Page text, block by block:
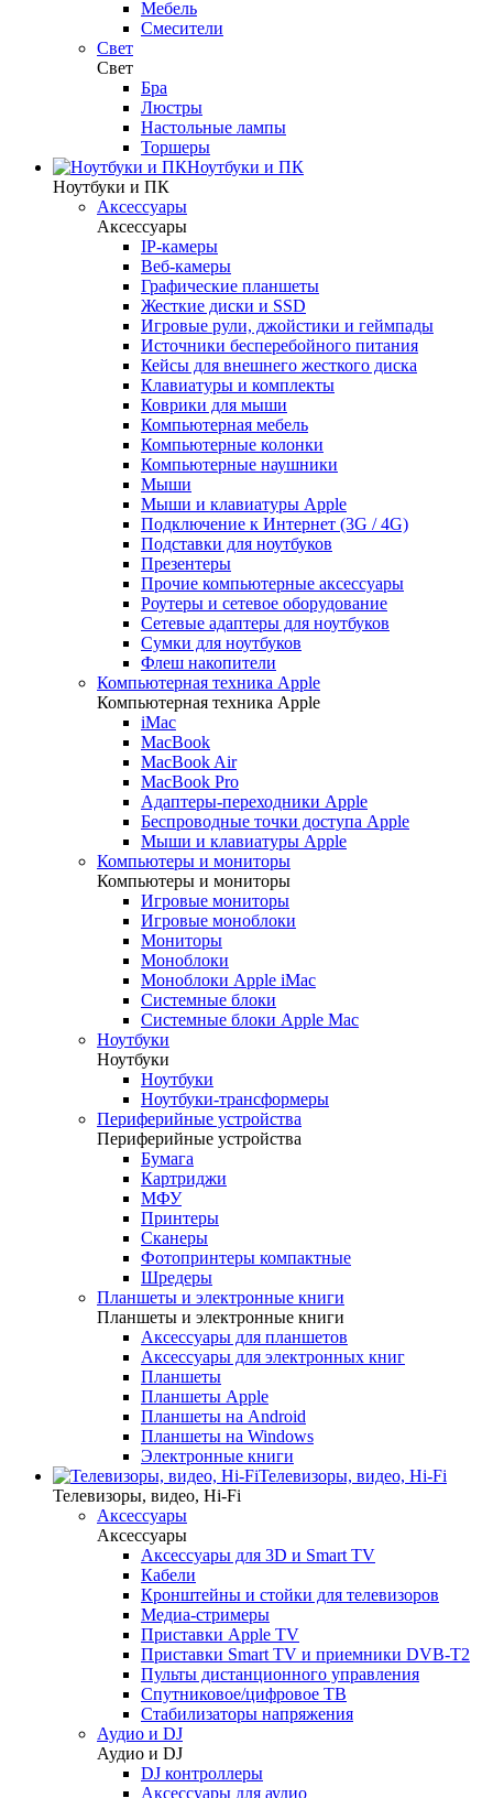
Мебель
Смесители
Свет
Свет
Бра
Люстры
Настольные лампы
Торшеры
Ноутбуки и ПК
Ноутбуки и ПК
Аксессуары
Аксессуары
IP-камеры
Веб-камеры
Графические планшеты
Жесткие диски и SSD
Игровые рули, джойстики и геймпады
Источники бесперебойного питания
Кейсы для внешнего жесткого диска
Клавиатуры и комплекты
Коврики для мыши
Компьютерная мебель
Компьютерные колонки
Компьютерные наушники
Мыши
Мыши и клавиатуры Apple
Подключение к Интернет (3G / 4G)
Подставки для ноутбуков
Презентеры
Прочие компьютерные аксессуары
Роутеры и сетевое оборудование
Сетевые адаптеры для ноутбуков
Сумки для ноутбуков
Флеш накопители
Компьютерная техника Apple
Компьютерная техника Apple
iMac
MacBook
MacBook Air
MacBook Pro
Адаптеры-переходники Apple
Беспроводные точки доступа Apple
Мыши и клавиатуры Apple
Компьютеры и мониторы
Компьютеры и мониторы
Игровые мониторы
Игровые моноблоки
Мониторы
Моноблоки
Моноблоки Apple iMac
Системные блоки
Системные блоки Apple Mac
Ноутбуки
Ноутбуки
Ноутбуки
Ноутбуки-трансформеры
Периферийные устройства
Периферийные устройства
Бумага
Картриджи
МФУ
Принтеры
Сканеры
Фотопринтеры компактные
Шредеры
Планшеты и электронные книги
Планшеты и электронные книги
Аксессуары для планшетов
Аксессуары для электронных книг
Планшеты
Планшеты Apple
Планшеты на Android
Планшеты на Windows
Электронные книги
Телевизоры, видео, Hi-Fi
Телевизоры, видео, Hi-Fi
Аксессуары
Аксессуары
Аксессуары для 3D и Smart TV
Кабели
Кронштейны и стойки для телевизоров
Медиа-стримеры
Приставки Apple TV
Приставки Smart TV и приемники DVB-T2
Пульты дистанционного управления
Спутниковое/цифровое ТВ
Стабилизаторы напряжения
Аудио и DJ
Аудио и DJ
DJ контроллеры
Аксессуары для аудио